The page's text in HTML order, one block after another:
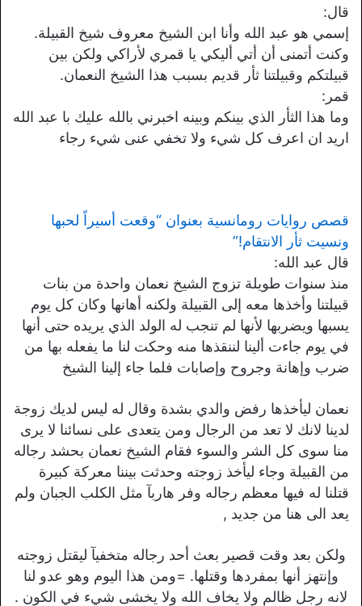
قال:
إسمي هو عبد الله وأنا ابن الشيخ معروف شيخ القبيلة.
وكنت أتمنى أن أتي أليكي يا قمري لأراكي ولكن بين
قبيلتكم وقبيلتنا ثأر قديم بسبب هذا الشيخ النعمان.
قمر:
وما هذا الثأر الذي بينكم وبينه اخبرني بالله عليك با عبد الله
اريد ان اعرف كل شيء ولا تخفي عنى شيء رجاء
قصص روايات رومانسية بعنوان “وقعت أسيراً لحبها
ونسيت ثأر الانتقام!”
قال عبد الله:
منذ سنوات طويلة تزوج الشيخ نعمان واحدة من بنات
قبيلتنا وأخذها معه إلى القبيلة ولكنه أهانها وكان كل يوم
يسبها ويضربها لأنها لم تنجب له الولد الذي يريده حتى أنها
في يوم جاءت ألينا لننقذها منه وحكت لنا ما يفعله بها من
ضرب وإهانة وجروح وإصابات فلما جاء إلينا الشيخ
نعمان ليأخذها رفض والدي بشدة وقال له ليس لديك زوجة
لدينا لانك لا تعد من الرجال ومن يتعدى على نسائنا لا يرى
منا سوى كل الشر والسوء فقام الشيخ نعمان بحشد رجاله
من القبيلة وجاء ليأخذ زوجته وحدثت بيننا معركة كبيرة
قتلنا له فيها معظم رجاله وفر هاربآ مثل الكلب الجبان ولم
يعد الى هنا من جديد ,
ولكن بعد وقت قصير بعث أحد رجاله متخفيآ ليقتل زوجته
وإنتهز أنها بمفردها وقتلها. =ومن هذا اليوم وهو عدو لنا
لانه رجل ظالم ولا يخاف الله ولا يخشى شيء في الكون .